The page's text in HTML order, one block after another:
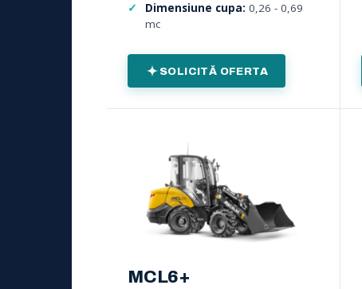
Dimensiune cupa: 0,26 - 0,69
mc
SOLICITĂ OFERTA
MCL6+